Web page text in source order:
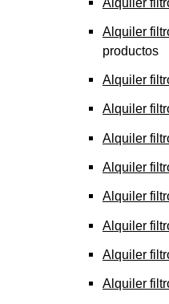
Alquiler
productos
Alquiler
Alquiler
Alquiler
Alquiler
Alquiler
Alquiler
Alquiler
Alquiler